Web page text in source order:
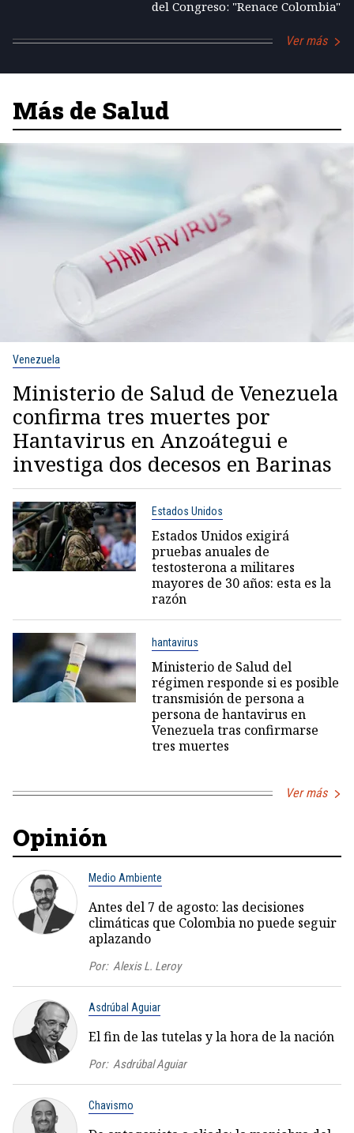
del Congreso: "Renace Colombia"
Ver más
Más de Salud
Venezuela
Ministerio de Salud de Venezuela
confirma tres muertes por
Hantavirus en Anzoátegui e
investiga dos decesos en Barinas
Estados Unidos
Estados Unidos exigirá
pruebas anuales de
testosterona a militares
mayores de 30 años: esta es la
razón
hantavirus
Ministerio de Salud del
régimen responde si es posible
transmisión de persona a
persona de hantavirus en
Venezuela tras confirmarse
tres muertes
Ver más
Opinión
Medio Ambiente
Antes del 7 de agosto: las decisiones
climáticas que Colombia no puede seguir
aplazando
Por: Alexis L. Leroy
Asdrúbal Aguiar
El fin de las tutelas y la hora de la nación
Por: Asdrúbal Aguiar
Chavismo